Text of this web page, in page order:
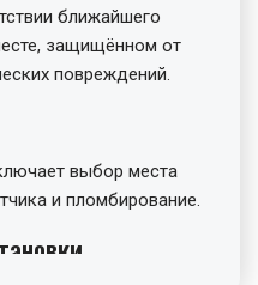
ближайшего
защищённом от
повреждений.
выбор места
и пломбирование.